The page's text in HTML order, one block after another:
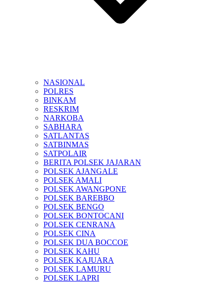
NASIONAL
POLRES
BINKAM
RESKRIM
NARKOBA
SABHARA
SATLANTAS
SATBINMAS
SATPOLAIR
BERITA POLSEK JAJARAN
POLSEK AJANGALE
POLSEK AMALI
POLSEK AWANGPONE
POLSEK BAREBBO
POLSEK BENGO
POLSEK BONTOCANI
POLSEK CENRANA
POLSEK CINA
POLSEK DUA BOCCOE
POLSEK KAHU
POLSEK KAJUARA
POLSEK LAMURU
POLSEK LAPRI